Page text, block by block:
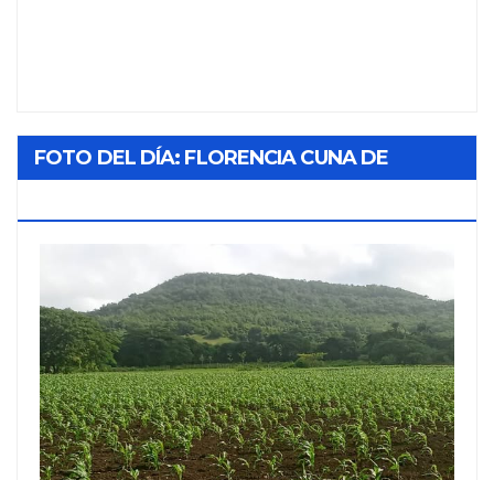
FOTO DEL DÍA: FLORENCIA CUNA DE